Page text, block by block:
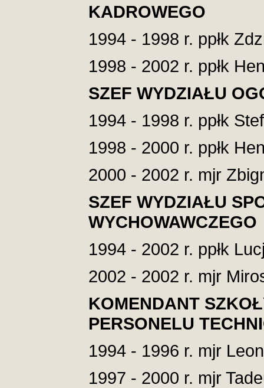
KADROWEGO
1994 - 1998 r. ppłk
1998 - 2002 r. ppłk
SZEF WYDZIAŁU
1994 - 1998 r. ppłk
1998 - 2000 r. ppłk
2000 - 2002 r. mjr
SZEF WYDZIAŁU
WYCHOWAWCZEGO
1994 - 2002 r. ppłk
2002 - 2002 r. mjr
KOMENDANT
PERSONELU
1994 - 1996 r. mjr
1997 - 2000 r. mjr